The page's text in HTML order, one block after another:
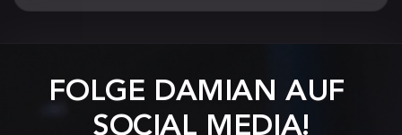
FOLGE DAMIAN AUF
SOCIAL MEDIA!